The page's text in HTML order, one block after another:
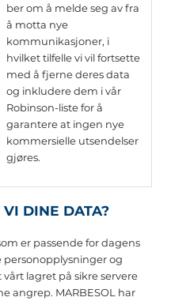
ber om å melde seg av fra
å motta nye
kommunikasjoner, i
hvilket tilfelle vi vil fortsette
med å fjerne deres data
og inkludere dem i vår
Robinson-liste for å
garantere at ingen nye
kommersielle utsendelser
gjøres.
DINE DATA?
er passende for dagens
og
lagret på sikre servere
angrep. MARBESOL har